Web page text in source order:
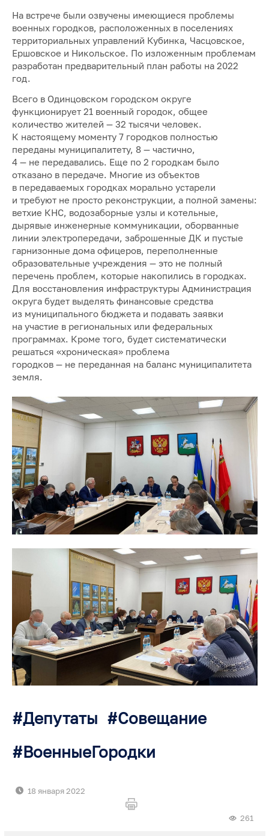
На встрече были озвучены имеющиеся проблемы
военных городков, расположенных в поселениях
территориальных управлений Кубинка, Часцовское,
Ершовское и Никольское. По изложенным проблемам
разработан предварительный план работы на 2022
год.
Всего в Одинцовском городском округе
функционирует 21 военный городок, общее
количество жителей — 32 тысячи человек.
К настоящему моменту 7 городков полностью
переданы муниципалитету, 8 — частично,
4 — не передавались. Еще по 2 городкам было
отказано в передаче. Многие из объектов
в передаваемых городках морально устарели
и требуют не просто реконструкции, а полной замены:
ветхие КНС, водозаборные узлы и котельные,
дырявые инженерные коммуникации, оборванные
линии электропередачи, заброшенные ДК и пустые
гарнизонные дома офицеров, переполненные
образовательные учреждения — это не полный
перечень проблем, которые накопились в городках.
Для восстановления инфраструктуры Администрация
округа будет выделять финансовые средства
из муниципального бюджета и подавать заявки
на участие в региональных или федеральных
программах. Кроме того, будет систематически
решаться «хроническая» проблема
городков — не переданная на баланс муниципалитета
земля.
Депутаты
Совещание
ВоенныеГородки
18 января 2022
261